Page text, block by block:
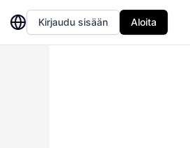
Kirjaudu sisään Aloita